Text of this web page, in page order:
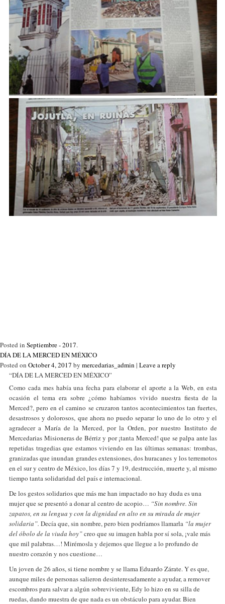
Posted in Septiembre - 2017.
DÍA DE LA MERCED EN MÉXICO
Posted on October 4, 2017 by mercedarias_admin | Leave a reply
“DÍA DE LA MERCED EN MÉXICO”
Como cada mes había una fecha para elaborar el aporte a la Web, en esta
ocasión el tema era sobre ¿cómo habíamos vivido nuestra fiesta de la
Merced?, pero en el camino se cruzaron tantos acontecimientos tan fuertes,
desastrosos y dolorosos, que ahora no puedo separar lo uno de lo otro y el
agradecer a María de la Merced, por la Orden, por nuestro Instituto de
Mercedarias Misioneras de Bérriz y por ¡tanta Merced! que se palpa ante las
repetidas tragedias que estamos viviendo en las últimas semanas: trombas,
granizadas que inundan grandes extensiones, dos huracanes y los terremotos
en el sur y centro de México, los días 7 y 19, destrucción, muerte y, al mismo
tiempo tanta solidaridad del país e internacional.
De los gestos solidarios que más me han impactado no hay duda es una
mujer que se presentó a donar al centro de acopio… “Sin nombre. Sin
zapatos, en su lengua y con la dignidad en alto en su mirada de mujer
solidaria”. Decía que, sin nombre, pero bien podríamos llamarla “la mujer
del óbolo de la viuda hoy”creo que su imagen habla por sí sola, ¡vale más
que mil palabras…! Mirémosla y dejemos que llegue a lo profundo de
nuestro corazón y nos cuestione…
Un joven de 26 años, si tiene nombre y se llama Eduardo Zárate. Y es que,
aunque miles de personas salieron desinteresadamente a ayudar, a remover
escombros para salvar a algún sobreviviente, Edy lo hizo en su silla de
ruedas, dando muestra de que nada es un obstáculo para ayudar. Bien